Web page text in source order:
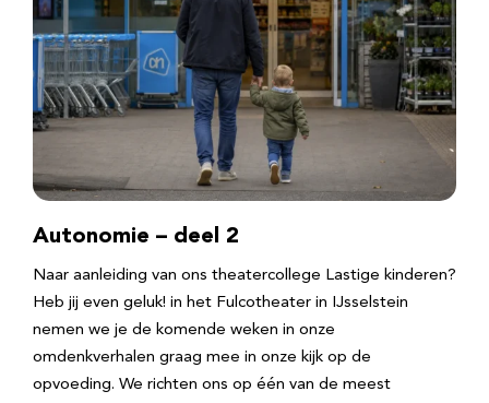
Autonomie – deel 2
Naar aanleiding van ons theatercollege Lastige kinderen?
Heb jij even geluk! in het Fulcotheater in IJsselstein
nemen we je de komende weken in onze
omdenkverhalen graag mee in onze kijk op de
opvoeding. We richten ons op één van de meest